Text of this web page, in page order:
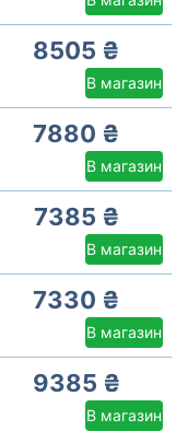
8505 ₴
В магазин
7880 ₴
В магазин
7385 ₴
В магазин
7330 ₴
В магазин
9385 ₴
В магазин